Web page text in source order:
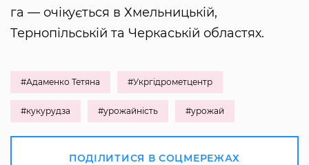
га — очікується в Хмельницькій,
Тернопільській та Черкаській областях.
#Адаменко Тетяна #Укргідрометцентр
#кукурудза #урожайність #урожай
ПОДІЛИТИСЯ В СОЦМЕРЕЖАХ